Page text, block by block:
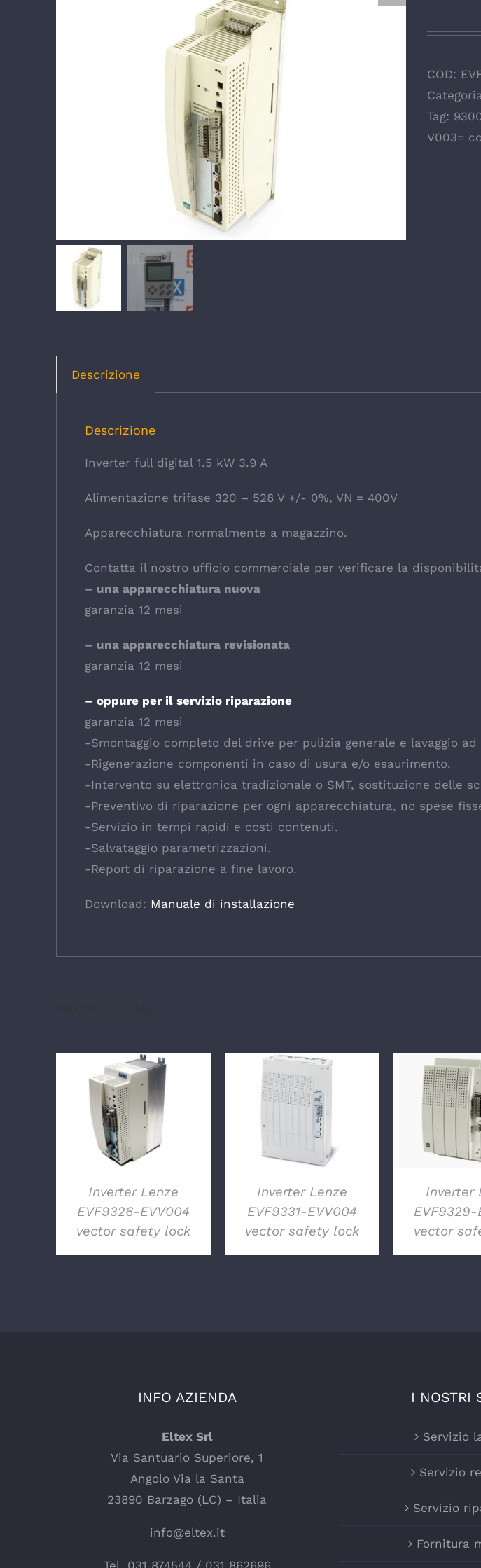
COD:
Tag:
V003=
Descrizione
Descrizione
Inverter full digital 1.5 kW 3.9 A
Alimentazione trifase 320 – 528 V +/- 0%, VN = 400V
Apparecchiatura normalmente a magazzino.
Contatta il nostro ufficio commerciale per verificare la
– una apparecchiatura nuova
garanzia 12 mesi
– una apparecchiatura revisionata
garanzia 12 mesi
– oppure per il servizio riparazione
garanzia 12 mesi
-Smontaggio completo del drive per pulizia generale e lavaggio
-Rigenerazione componenti in caso di usura e/o esaurimento.
-Intervento su elettronica tradizionale o SMT, sostituzione delle
-Preventivo di riparazione per ogni apparecchiatura, no spese
-Servizio in tempi rapidi e costi contenuti.
-Salvataggio parametrizzazioni.
-Report di riparazione a fine lavoro.
Download: Manuale di installazione
DETTAGLI
Inverter Lenze
EVF9326-EVV004
vector safety lock
DETTAGLI
Inverter Lenze
EVF9331-EVV004
vector safety lock
Inverter
EVF9329-
vector
INFO AZIENDA
Eltex Srl
Via Santuario Superiore, 1
Angolo Via la Santa
23890 Barzago (LC) – Italia
info@eltex.it
I NOSTRI
Servizio
Servizio
Servizio
Fornitura